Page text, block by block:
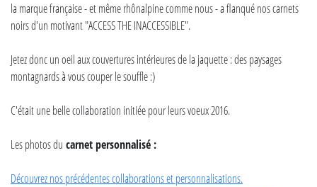
la marque française - et même rhônalpine comme nous - a flanqué nos carnets
noirs d'un motivant "ACCESS THE INACCESSIBLE".
Jetez donc un oeil aux couvertures intérieures de la jaquette : des paysages
montagnards à vous couper le souffle :)
C'était une belle collaboration initiée pour leurs voeux 2016.
Les photos du carnet personnalisé :
Découvrez nos précédentes collaborations et personnalisations.